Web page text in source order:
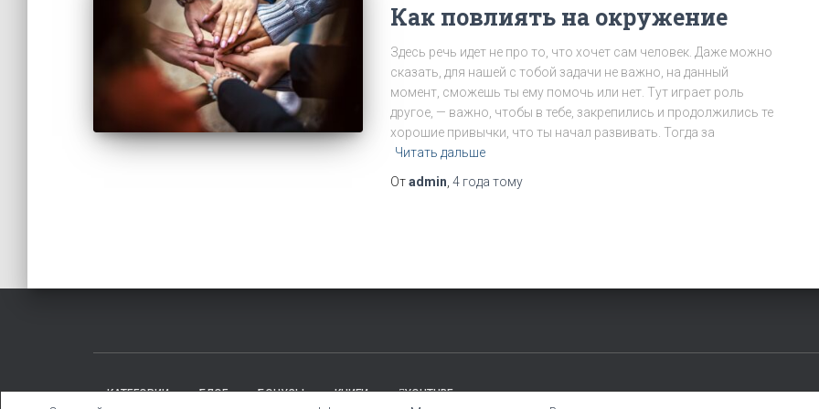
Как повлиять на окружение
Здесь речь идет не про то, что хочет сам человек. Даже можно
сказать, для нашей с тобой задачи не важно, на данный
момент, сможешь ты ему помочь или нет. Тут играет роль
другое, — важно, чтобы в тебе, закрепились и продолжились те
хорошие привычки, что ты начал развивать. Тогда за
Читать дальше
Отadmin 4 года тому
КАТЕГОРИИ БЛОГ БОНУСЫ КНИГИ YOUTUBE